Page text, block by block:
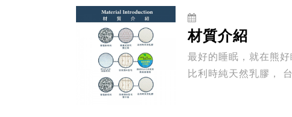
材質介紹
最好的睡眠，就在熊好眠床墊。 熊好眠床墊致力於提供客戶最完整以及最舒
比利時純天然乳膠， 台